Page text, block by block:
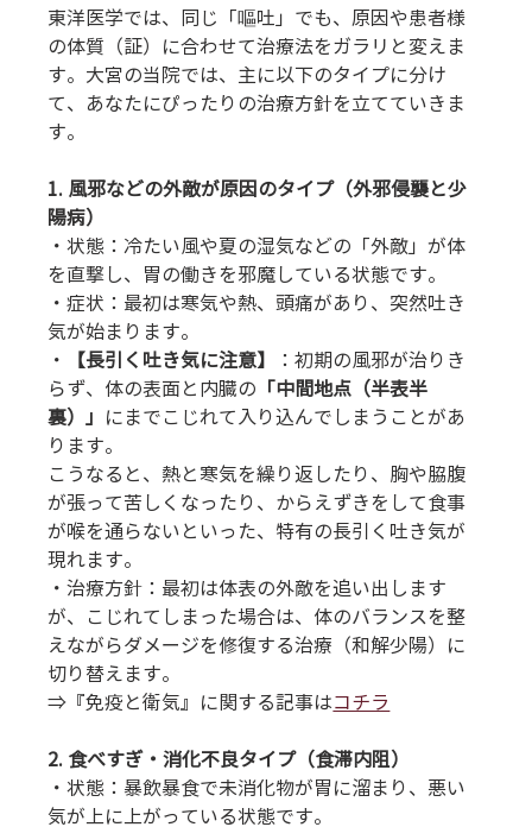
東洋医学では、同じ「嘔吐」でも、原因や患者様
の体質（証）に合わせて治療法をガラリと変えま
す。大宮の当院では、主に以下のタイプに分け
て、あなたにぴったりの治療方針を立てていきま
す。
1. 風邪などの外敵が原因のタイプ（外邪侵襲と少
陽病）
・状態：冷たい風や夏の湿気などの「外敵」が体
を直撃し、胃の働きを邪魔している状態です。
・症状：最初は寒気や熱、頭痛があり、突然吐き
気が始まります。
・
【長引く吐き気に注意】
：初期の風邪が治りき
らず、体の表面と内臓の 「中間地点（半表半
裏）」
にまでこじれて入り込んでしまうことがあ
ります。
こうなると、熱と寒気を繰り返したり、胸や脇腹
が張って苦しくなったり、からえずきをして食事
が喉を通らないといった、特有の長引く吐き気が
現れます。
・治療方針：最初は体表の外敵を追い出します
が、こじれてしまった場合は、体のバランスを整
えながらダメージを修復する治療（和解少陽）に
切り替えます。
⇒『免疫と衛気』に関する記事はコチラ
2. 食べすぎ・消化不良タイプ（食滞内阻）
・状態：暴飲暴食で未消化物が胃に溜まり、悪い
気が上に上がっている状態です。